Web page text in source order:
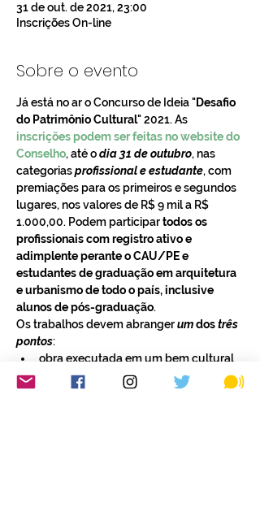
31 de out. de 2021, 23:00
Inscrições On-line
Sobre o evento
Já está no ar o Concurso de Ideia "Desafio
do Patrimônio Cultural" 2021. As
inscrições podem ser feitas no website do
Conselho, até o dia 31 de outubro, nas
categorias profissional e estudante, com
premiações para os primeiros e segundos
lugares, nos valores de R$ 9 mil a R$
1.000,00. Podem participar todos os
profissionais com registro ativo e
adimplente perante o CAU/PE e
estudantes de graduação em arquitetura
e urbanismo de todo o país, inclusive
alunos de pós-graduação.
Os trabalhos devem abrangerum dos três
pontos:
obra executada em um bem cultural
na qual, além da qualidade do
projeto, são destacados os desafios